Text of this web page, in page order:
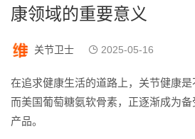
康领域的重要意义
关节卫士 2025-05-16
在追求健康生活的道路上，关节健康是
而美国葡萄糖氨软骨素，正逐渐成为
产品。